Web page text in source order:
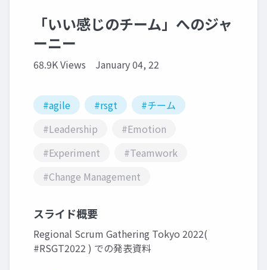
「いい感じのチーム」へのジャ
ーニー
68.9K Views January 04, 22
#agile #rsgt
#チーム
#Leadership
#Emotion
#Experiment
#Teamwork
#Change Management
スライド概要
Regional Scrum Gathering Tokyo 2022(
#RSGT2022 ) での発表資料